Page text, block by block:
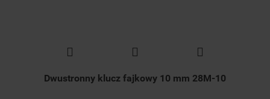
Dwustronny klucz fajkowy 10 mm 28M-10